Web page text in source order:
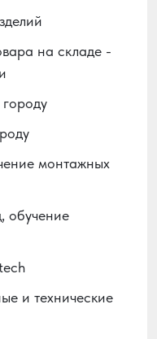
на складе -
монтажных
обучение
и технические